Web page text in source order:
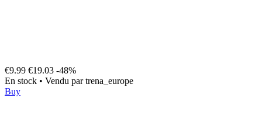
€9.99 €19.03 -48%
En stock • Vendu partrena_europe
Buy